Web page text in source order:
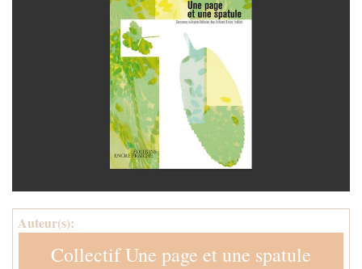
Auteur(s):
Collectif Une page et une spatule